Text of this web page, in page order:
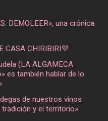
DEMOLEER», una crónica
CASA CHIRIBIRI💜
(LA ALGAMECA
es también hablar de lo
de nuestros vinos
y el territorio»